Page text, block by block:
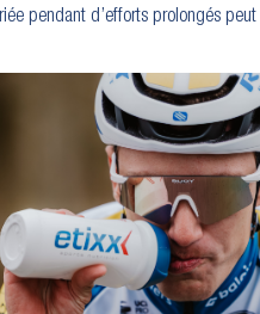
pendant d’efforts prolongés